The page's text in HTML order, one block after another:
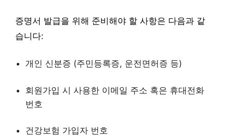
증명서 발급을 위해 준비해야 할 사항은 다음과 같
습니다:
개인 신분증 (주민등록증, 운전면허증 등)
회원가입 시 사용한 이메일 주소 혹은 휴대전화
번호
건강보험 가입자 번호